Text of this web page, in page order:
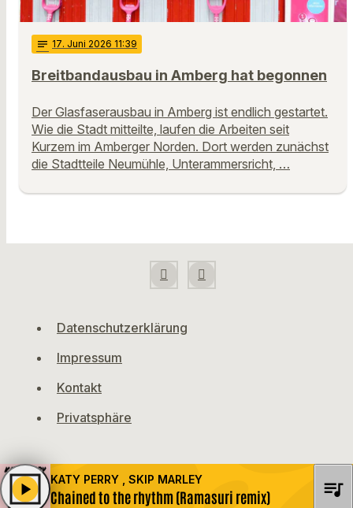
notes 17. Juni 2026 11:39
Breitbandausbau in Amberg hat begonnen
Der Glasfaserausbau in Amberg ist endlich gestartet.
Wie die Stadt mitteilte, laufen die Arbeiten seit
Kurzem im Amberger Norden. Dort werden zunächst
die Stadtteile Neumühle, Unterammersricht, …
Datenschutzerklärung
Impressum
Kontakt
Privatsphäre
KATY PERRY , SKIP MARLEY
Chained to the rhythm (Ramasuri remix)
play_arrow queue_music